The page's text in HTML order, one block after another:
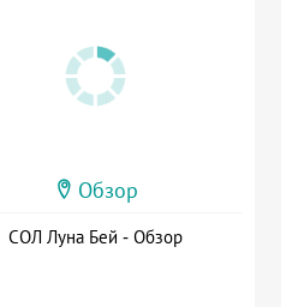
Обзор
СОЛ Луна Бей - Обзор